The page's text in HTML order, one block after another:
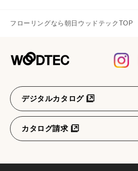
フローリングなら朝日ウッドテックTOP
デジタルカタログ
カタログ請求